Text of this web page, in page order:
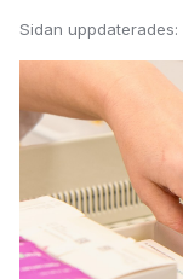
Sidan uppdaterades: